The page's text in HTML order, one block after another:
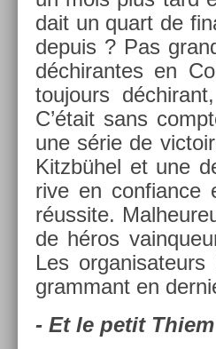
dait un quart de
de­puis ? Pas
déchiran­tes en
toujours
C’était sans
une série de
Kitzbühel et une
rive en con­fian­ce
réus­site.
de héros
Les
gram­mant en
- Et le petit